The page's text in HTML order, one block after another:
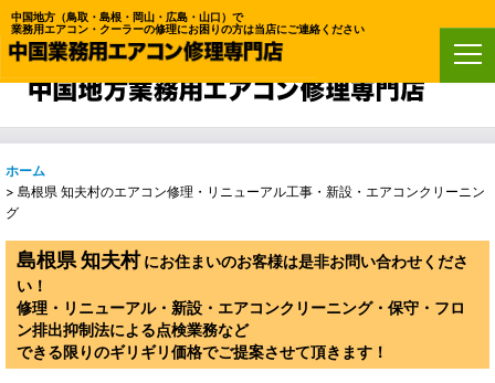
島根県 知夫村のエアコン修理・リニューアル工事・新設
エアコンクリーニングなどお困りの方は是非当店にご連絡く
ださい
中国地方（鳥取・島根・岡山・広島・山口）で
業務用エアコン・クーラーの修理にお困りの方は当店にご連絡ください
ホーム
> 島根県 知夫村のエアコン修理・リニューアル工事・新設・エアコンクリーニン
グ
島根県 知夫村にお住まいのお客様は是非お問い合わせくださ
い！
修理・リニューアル・新設・エアコンクリーニング・保守・フロ
ン排出抑制法による点検業務など
できる限りのギリギリ価格でご提案させて頂きます！